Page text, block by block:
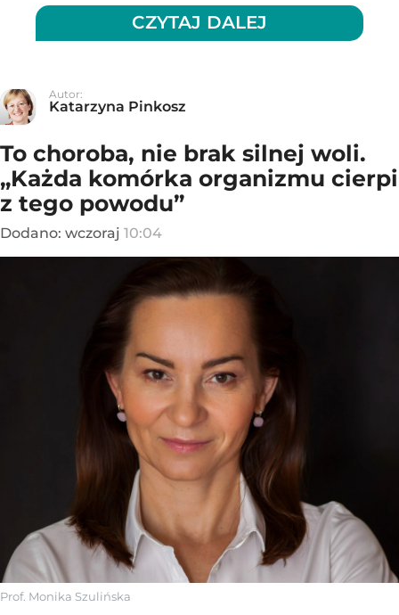
CZYTAJ DALEJ
Autor:
Katarzyna Pinkosz
To choroba, nie brak silnej woli.
„Każda komórka organizmu cierpi
z tego powodu”
Dodano: wczoraj 10:04
Prof. Monika Szulińska